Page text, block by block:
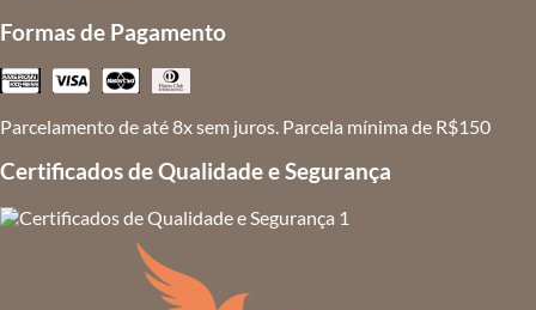
Formas de Pagamento
Parcelamento de até 8x sem juros. Parcela mínima de R$150
Certificados de Qualidade e Segurança